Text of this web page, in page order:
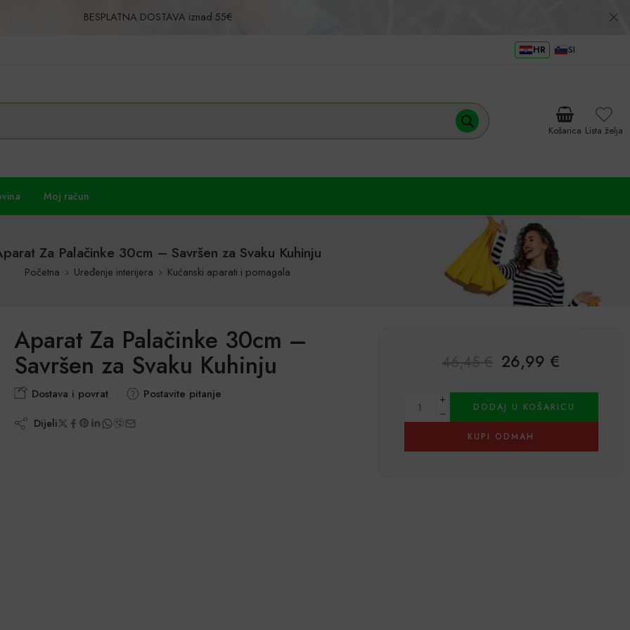
BESPLATNA DOSTAVA iznad 55€
HR SI
Košarica Lista želja
Moj račun
Za Palačinke 30cm – Savršen za Svaku Kuhinju
Početna Uređenje interijera Kućanski aparati i pomagala
Aparat Za Palačinke 30cm –
Savršen za Svaku Kuhinju
Dostava i povrat Postavite pitanje
Dijeli
46,45€ 26,99 €
DODAJ U KOŠARICU
KUPI ODMAH
Alternative: